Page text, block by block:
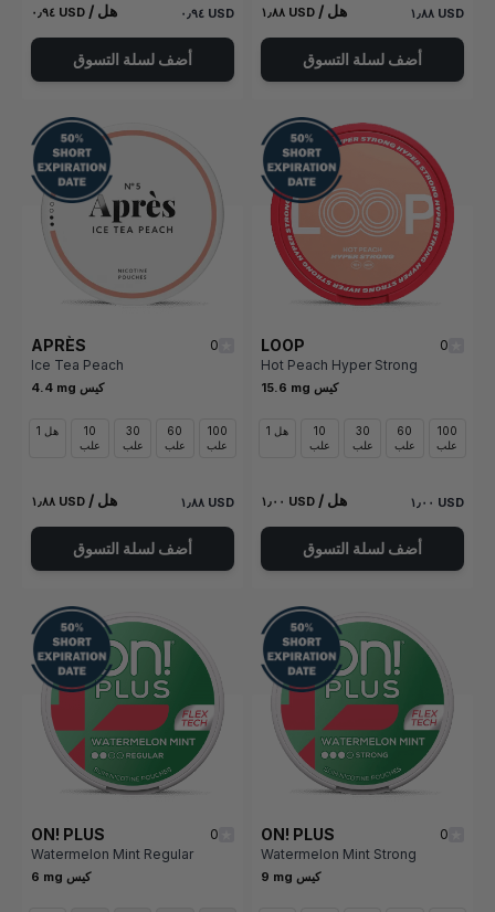
٠٫٩٤ USD / هل ٠٫٩٤ USD
أضف لسلة التسوق
١٫٨٨ USD / هل ١٫٨٨ USD
أضف لسلة التسوق
APRÈS
0
Ice Tea Peach
4.4 mg كيس
1 هل
10
علب
30
علب
60
علب
100
علب
١٫٨٨ USD / هل ١٫٨٨ USD
أضف لسلة التسوق
LOOP
0
Hot Peach Hyper Strong
15.6 mg كيس
1 هل
10
علب
30
علب
60
علب
100
علب
١٫٠٠ USD / هل ١٫٠٠ USD
أضف لسلة التسوق
ON! PLUS
0
Watermelon Mint Regular
6 mg كيس
ON! PLUS
0
Watermelon Mint Strong
9 mg كيس